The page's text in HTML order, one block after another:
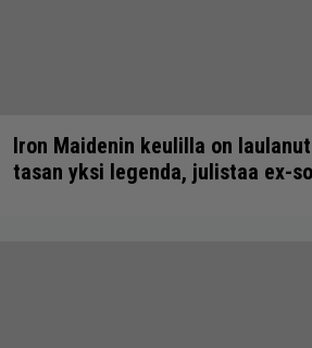
Iron Maidenin keulilla on
tasan yksi legenda, julistaa ex-